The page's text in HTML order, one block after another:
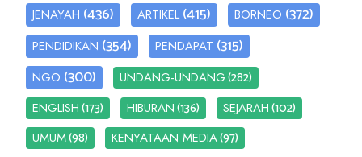
JENAYAH (436) ARTIKEL (415) BORNEO (372)
PENDIDIKAN (354) PENDAPAT (315)
NGO (300) UNDANG-UNDANG(282)
ENGLISH(173) HIBURAN(136) SEJARAH(102)
UMUM(98) KENYATAAN MEDIA(97)